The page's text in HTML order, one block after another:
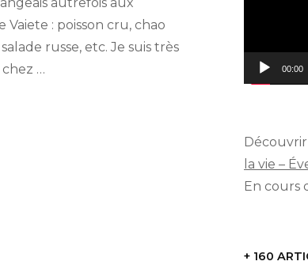
: poisson cru, chao
russe, etc. Je suis très
…
00:00
la vie –
En cours
+ 160